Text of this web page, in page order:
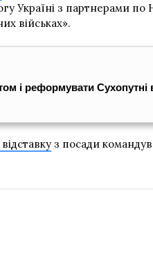
Україні з партнерами
військах».
і реформувати Сухопутні
з посади